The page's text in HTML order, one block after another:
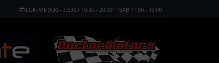
LUN-VIE 9:30 - 13:30 / 16:30 - 20:00 ─ SAB 11:00 - 13:00